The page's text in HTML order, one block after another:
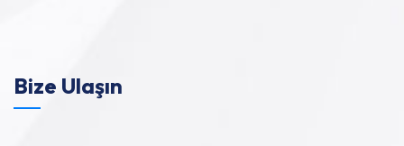
Bize Ulaşın